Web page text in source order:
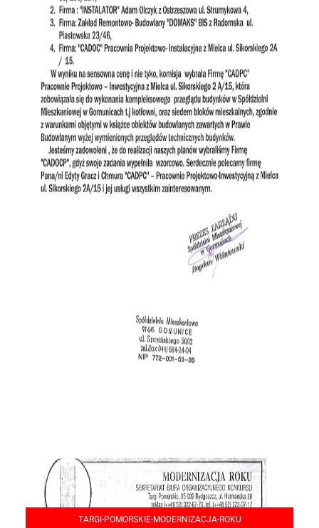
TARGI-POMORSKIE-MODERNIZACJA-ROKU